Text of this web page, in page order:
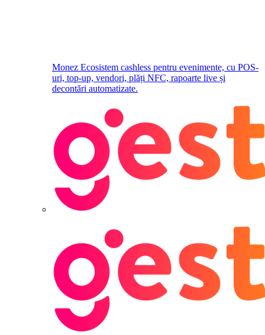
Monez Ecosistem cashless pentru evenimente, cu POS-
uri, top-up, vendori, plăți NFC, rapoarte live și
decontări automatizate.